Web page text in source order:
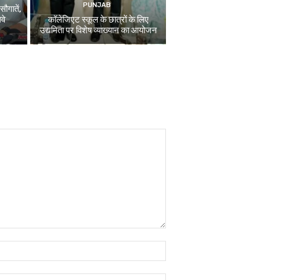
PUNJAB
कॉलेजिएट स्कूल के छात्रों के लिए
उद्यमिता पर विशेष व्याख्यान का आयोजन